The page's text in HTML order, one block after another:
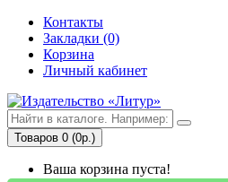
Контакты
Закладки (0)
Корзина
Личный кабинет
Товаров 0 (0р.)
Ваша корзина пуста!